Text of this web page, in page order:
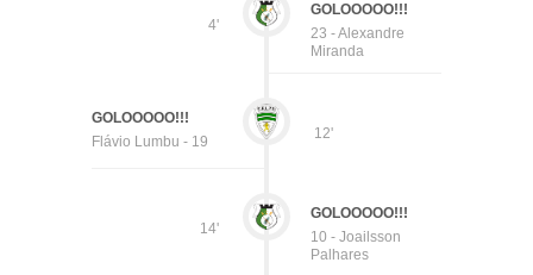
4'
GOLOOOOO!!!
23 - Alexandre
Miranda
12'
GOLOOOOO!!!
Flávio Lumbu - 19
14'
GOLOOOOO!!!
10 - Joailsson
Palhares